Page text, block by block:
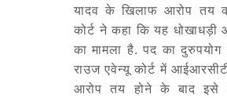
यादव के खिलाफ आरोप तय
कोर्ट ने कहा कि यह धोखाधड़ी
का मामला है. पद का दुरुपयोग
राउज एवेन्यू कोर्ट में
आरोप तय होने के बाद